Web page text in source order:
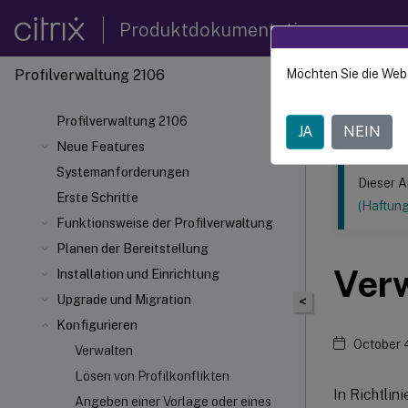
Produktdokumentation
Profilverwaltung 2106
Profilverwaltung 2106
Neue Features
Systemanforderungen
Erste Schritte
Funktionsweise der Profilverwaltung
Planen der Bereitstellung
Installation und Einrichtung
Upgrade und Migration
Konfigurieren
Verwalten
Lösen von Profilkonflikten
Angeben einer Vorlage oder eines
Dieser Inhalt
<
Dieser
October
In
Möchten Sie die
JA NEIN